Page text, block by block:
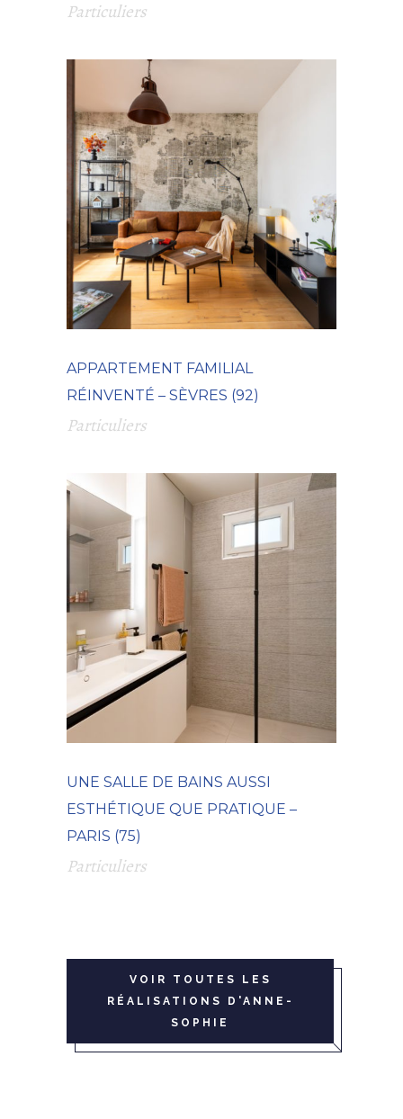
Particuliers
APPARTEMENT FAMILIAL
RÉINVENTÉ – SÈVRES (92)
Particuliers
UNE SALLE DE BAINS AUSSI
ESTHÉTIQUE QUE PRATIQUE –
PARIS (75)
Particuliers
VOIR TOUTES LES
RÉALISATIONS D'ANNE-
SOPHIE